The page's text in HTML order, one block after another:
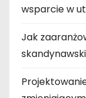
wsparcie w
Jak